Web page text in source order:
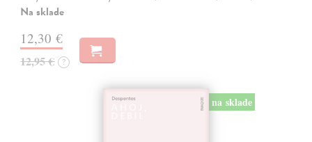
Na sklade
12,30 €
12,95 € ?
na sklade